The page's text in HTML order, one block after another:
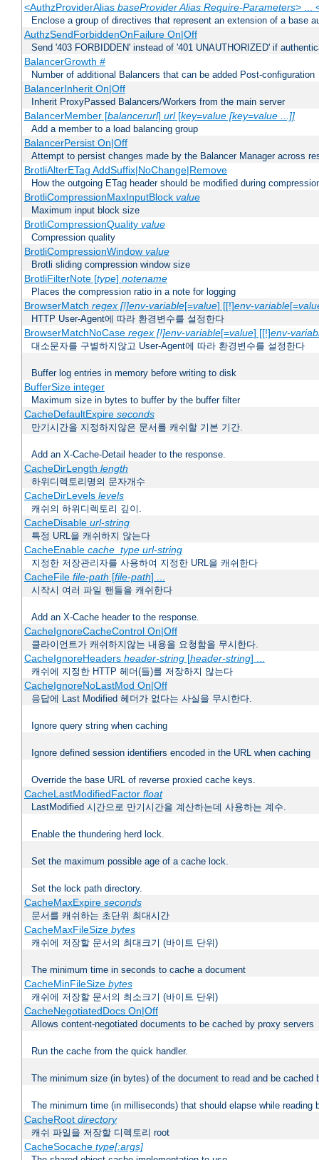
<AuthzProviderAlias baseProvider Alias Require-Parameters> ...
Enclose a group of directives that represent an extension of a base
AuthzSendForbiddenOnFailure On|Off
Send '403 FORBIDDEN' instead of '401 UNAUTHORIZED' if
BalancerGrowth #
Number of additional Balancers that can be added Post-configuration
BalancerInherit On|Off
Inherit ProxyPassed Balancers/Workers from the main server
BalancerMember [balancerurl] url[key=value [key=value ...]]
Add a member to a load balancing group
BalancerPersist On|Off
Attempt to persist changes made by the Balancer Manager across
BrotliAlterETag AddSuffix|NoChange|Remove
How the outgoing ETag header should be modified during
BrotliCompressionMaxInputBlock value
Maximum input block size
BrotliCompressionQuality value
Compression quality
BrotliCompressionWindow value
Brotli sliding compression window size
BrotliFilterNote [type] notename
Places the compression ratio in a note for logging
BrowserMatch regex [!]env-variable[=value] [[!]env-variable[=
HTTP User-Agent에 따라 환경변수를 설정한다
BrowserMatchNoCase regex [!]env-variable[=value] [[!]env-
대소문자를 구별하지않고 User-Agent에 따라 환경변수를 설정한다
Buffer log entries in memory before writing to disk
BufferSize integer
Maximum size in bytes to buffer by the buffer filter
CacheDefaultExpire seconds
만기시간을 지정하지않은 문서를 캐쉬할 기본 기간.
Add an X-Cache-Detail header to the response.
CacheDirLength length
하위디렉토리명의 문자개수
CacheDirLevels levels
캐쉬의 하위디렉토리 깊이.
CacheDisable url-string
특정 URL을 캐쉬하지 않는다
CacheEnable cache_type url-string
지정한 저장관리자를 사용하여 지정한 URL을 캐쉬한다
CacheFile file-path [file-path] ...
시작시 여러 파일 핸들을 캐쉬한다
Add an X-Cache header to the response.
CacheIgnoreCacheControl On|Off
클라이언트가 캐쉬하지않는 내용을 요청함을 무시한다.
CacheIgnoreHeaders header-string[header-string] ...
캐쉬에 지정한 HTTP 헤더(들)를 저장하지 않는다
CacheIgnoreNoLastMod On|Off
응답에 Last Modified 헤더가 없다는 사실을 무시한다.
Ignore query string when caching
Ignore defined session identifiers encoded in the URL when caching
Override the base URL of reverse proxied cache keys.
CacheLastModifiedFactor float
LastModified 시간으로 만기시간을 계산하는데 사용하는 계수.
Enable the thundering herd lock.
Set the maximum possible age of a cache lock.
Set the lock path directory.
CacheMaxExpire seconds
문서를 캐쉬하는 초단위 최대시간
CacheMaxFileSize bytes
캐쉬에 저장할 문서의 최대크기 (바이트 단위)
The minimum time in seconds to cache a document
CacheMinFileSize bytes
캐쉬에 저장할 문서의 최소크기 (바이트 단위)
CacheNegotiatedDocs On|Off
Allows content-negotiated documents to be cached by proxy servers
Run the cache from the quick handler.
The minimum size (in bytes) of the document to read and be cached
The minimum time (in milliseconds) that should elapse while reading
CacheRoot directory
캐쉬 파일을 저장할 디렉토리 root
CacheSocache type[:args]